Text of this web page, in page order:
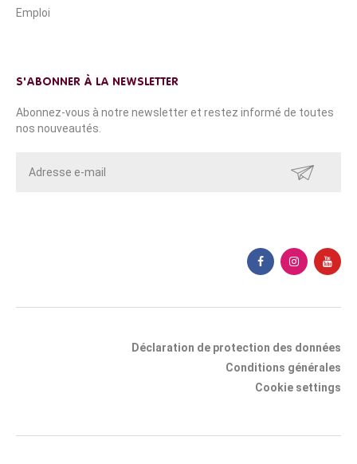
Emploi
S'ABONNER À LA NEWSLETTER
Abonnez-vous à notre newsletter et restez informé de toutes
nos nouveautés.
ENVOYER
Déclaration de protection des données
Conditions générales
Cookie settings